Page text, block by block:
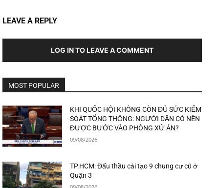
LEAVE A REPLY
LOG IN TO LEAVE A COMMENT
MOST POPULAR
KHI QUỐC HỘI KHÔNG CÒN ĐỦ SỨC KIỂM
SOÁT TỔNG THỐNG: NGƯỜI DÂN CÓ NÊN
ĐƯỢC BƯỚC VÀO PHÒNG XỬ ÁN?
09/08/2026
TP.HCM: Đấu thầu cải tạo 9 chung cư cũ ở
Quận 3